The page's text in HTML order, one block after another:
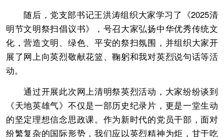
随后，党支部书记王洪涛组织大家学习了《2025清
明节文明祭扫倡议书》，号召大家弘扬中华优秀传统文
化，营造文明、绿色、平安的祭扫氛围，并组织大家开
展了网上向英烈敬献花篮、鞠躬和我对英烈说句话等活
动。
通过开展此次网上清明祭英烈活动，大家纷纷谈到
《天地英雄气》不仅是一部历史纪录片，更是一堂生动
的坚定理想信念思政课。作为新时代的党员干部，面对
纷繁复杂的国际形势，我们应以英烈精神为炬，甘于吃